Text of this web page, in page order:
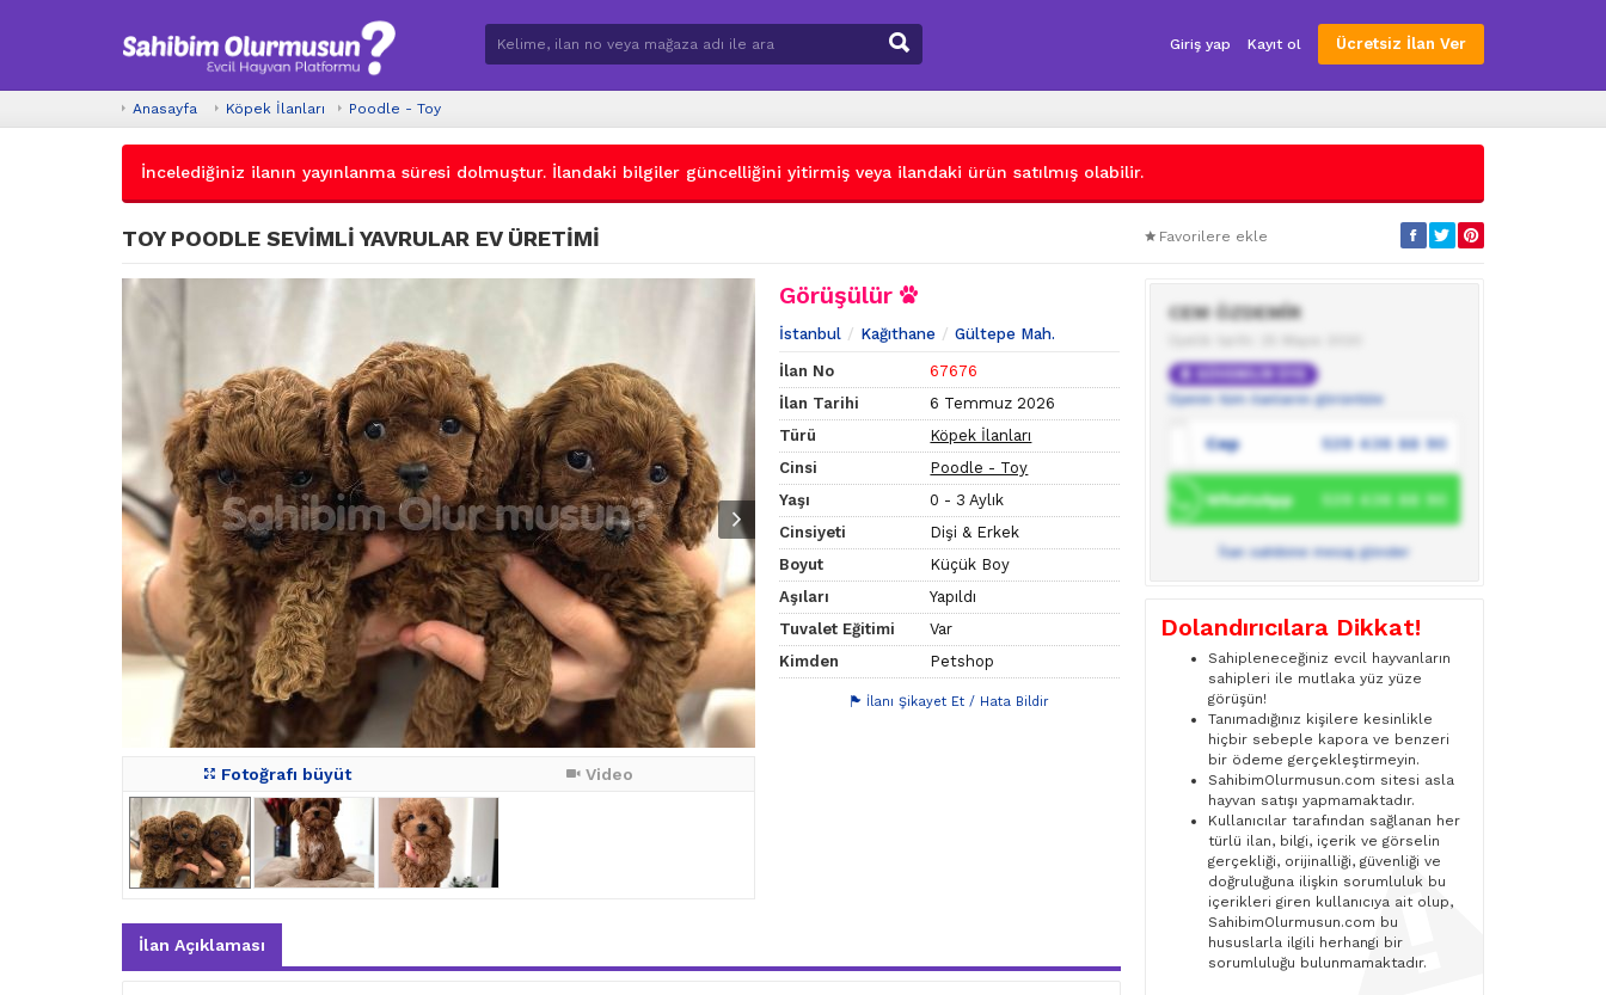
Giriş yap Kayıt ol Ücretsiz İlan Ver
Anasayfa Köpek İlanları Poodle - Toy
İncelediğiniz ilanın yayınlanma süresi dolmuştur. İlandaki bilgiler güncelliğini yitirmiş veya ilandaki ürün satılmış olabilir.
TOY POODLE SEVİMLİ YAVRULAR EV ÜRETİMİ Favorilere ekle
Fotoğrafı büyüt Video
Görüşülür
İstanbul Kağıthane Gültepe Mah.
İlan No
67676
İlan Tarihi
6 Temmuz 2026
Türü
Köpek İlanları
Cinsi
Poodle - Toy
Yaşı
0 - 3 Aylık
Cinsiyeti
Dişi & Erkek
Boyut
Küçük Boy
Aşıları
Yapıldı
Tuvalet Eğitimi
Var
Kimden
Petshop
İlanı Şikayet Et / Hata Bildir
İlan Açıklaması
CEM ÖZDEMİR
GÜVENİLİR ÜYE
Üyenin tüm ilanlarını görüntüle
Cep 539 436 88 90
WhatsApp 539 436 88 90
İlan sahibine mesaj gönder
Dolandırıcılara Dikkat!
Sahipleneceğiniz evcil hayvanların
sahipleri ile mutlaka yüz yüze
görüşün!
Tanımadığınız kişilere kesinlikle
hiçbir sebeple kapora ve benzeri
bir ödeme gerçekleştirmeyin.
SahibimOlurmusun.com sitesi asla
hayvan satışı yapmamaktadır.
Kullanıcılar tarafından sağlanan her
türlü ilan, bilgi, içerik ve görselin
gerçekliği, orijinalliği, güvenliği ve
doğruluğuna ilişkin sorumluluk bu
içerikleri giren kullanıcıya ait olup,
SahibimOlurmusun.com bu
hususlarla ilgili herhangi bir
sorumluluğu bulunmamaktadır.